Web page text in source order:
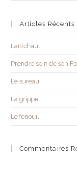
Articles Récents
L’artichaut
Prendre soin de son
Le sureau
La grippe
Le fenouil
Commentaires